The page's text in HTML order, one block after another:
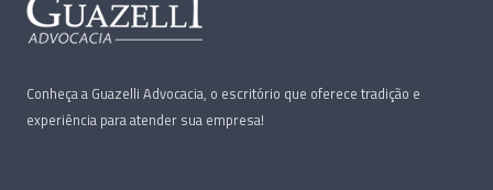
Conheça a Guazelli Advocacia, o escritório que oferece tradição e
experiência para atender sua empresa!